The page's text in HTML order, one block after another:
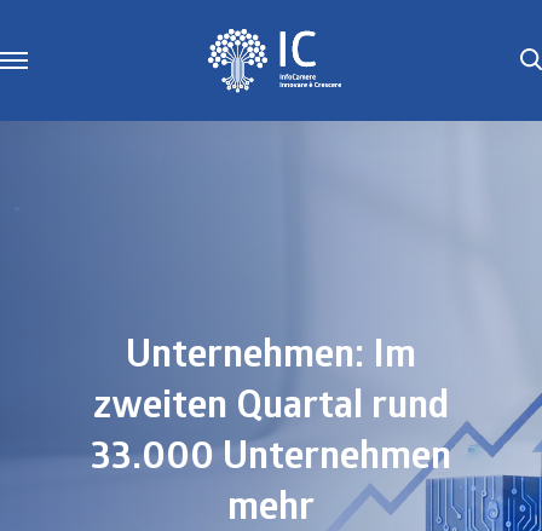
Unternehmen: Im
zweiten Quartal rund
33.000 Unternehmen
mehr